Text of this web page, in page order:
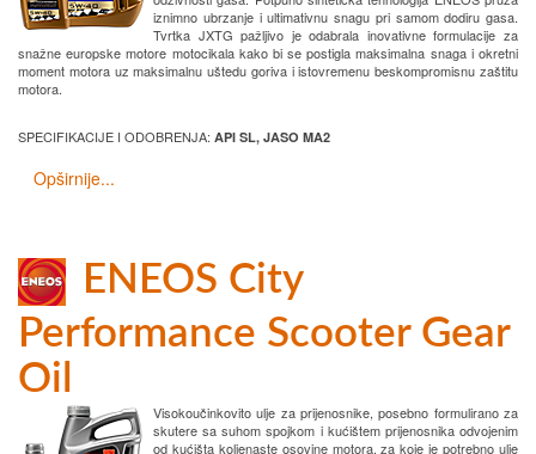
iznimno ubrzanje i ultimativnu snagu pri samom dodiru gasa.
Tvrtka JXTG pažljivo je odabrala inovativne formulacije za
snažne europske motore motocikala kako bi se postigla maksimalna snaga i okretni
moment motora uz maksimalnu uštedu goriva i istovremenu beskompromisnu zaštitu
motora.
SPECIFIKACIJE I ODOBRENJA: API SL, JASO MA2
Opširnije...
ENEOS City
Performance Scooter Gear
Oil
Visokoučinkovito ulje za prijenosnike, posebno formulirano za
skutere sa suhom spojkom i kućištem prijenosnika odvojenim
od kućišta koljenaste osovine motora, za koje je potrebno ulje